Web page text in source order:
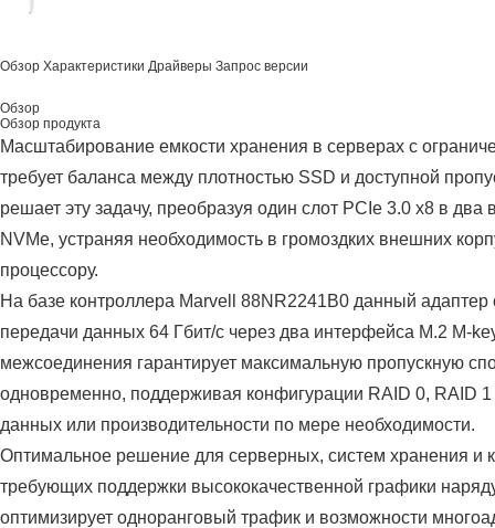
Обзор Характеристики Драйверы Запрос версии
Обзор
Обзор продукта
Масштабирование емкости хранения в серверах с
требует баланса между плотностью SSD и доступной
решает эту задачу, преобразуя один слот PCIe 3.0 x8 в
NVMe, устраняя необходимость в громоздких внешних
процессору.
На базе контроллера Marvell 88NR2241B0 данный адаптер
передачи данных 64 Гбит/с через два интерфейса M.2 M-
межсоединения гарантирует максимальную пропускную
одновременно, поддерживая конфигурации RAID 0, RAID
данных или производительности по мере необходимости.
Оптимальное решение для серверных, систем хранения и
требующих поддержки высококачественной графики
оптимизирует одноранговый трафик и возможности